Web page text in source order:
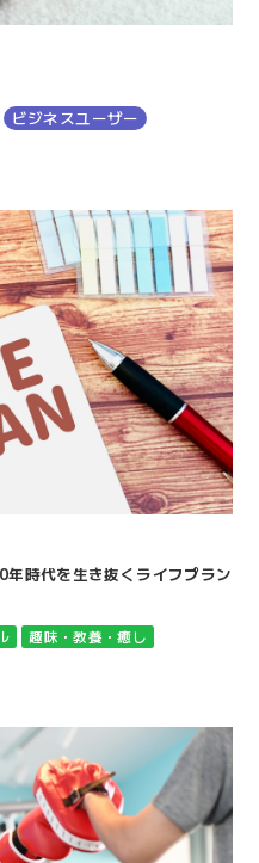
ビジネスユーザー
年時代を生き抜くライフプラン
趣味・教養・癒し